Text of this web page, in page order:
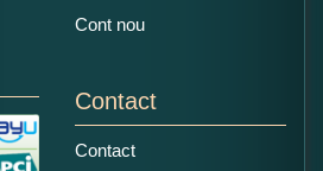
Cont nou
Contact
Contact